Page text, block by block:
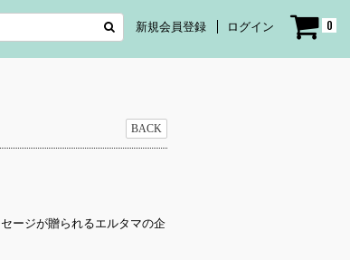
新規会員登録 ログイン 0
BACK
ージが贈られるエルタマの企